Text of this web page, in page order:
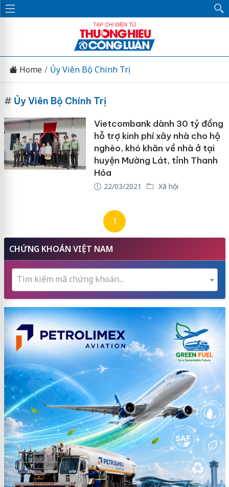
Home Ủy Viên Bộ Chính Trị
# Ủy Viên Bộ Chính Trị
Vietcombank dành 30 tỷ đồng
hỗ trợ kinh phí xây nhà cho hộ
nghèo, khó khăn về nhà ở tại
huyện Mường Lát, tỉnh Thanh
Hóa
22/03/2021 Xã hội
1
CHỨNG KHOÁN VIỆT NAM
Tìm kiếm mã chứng khoán...